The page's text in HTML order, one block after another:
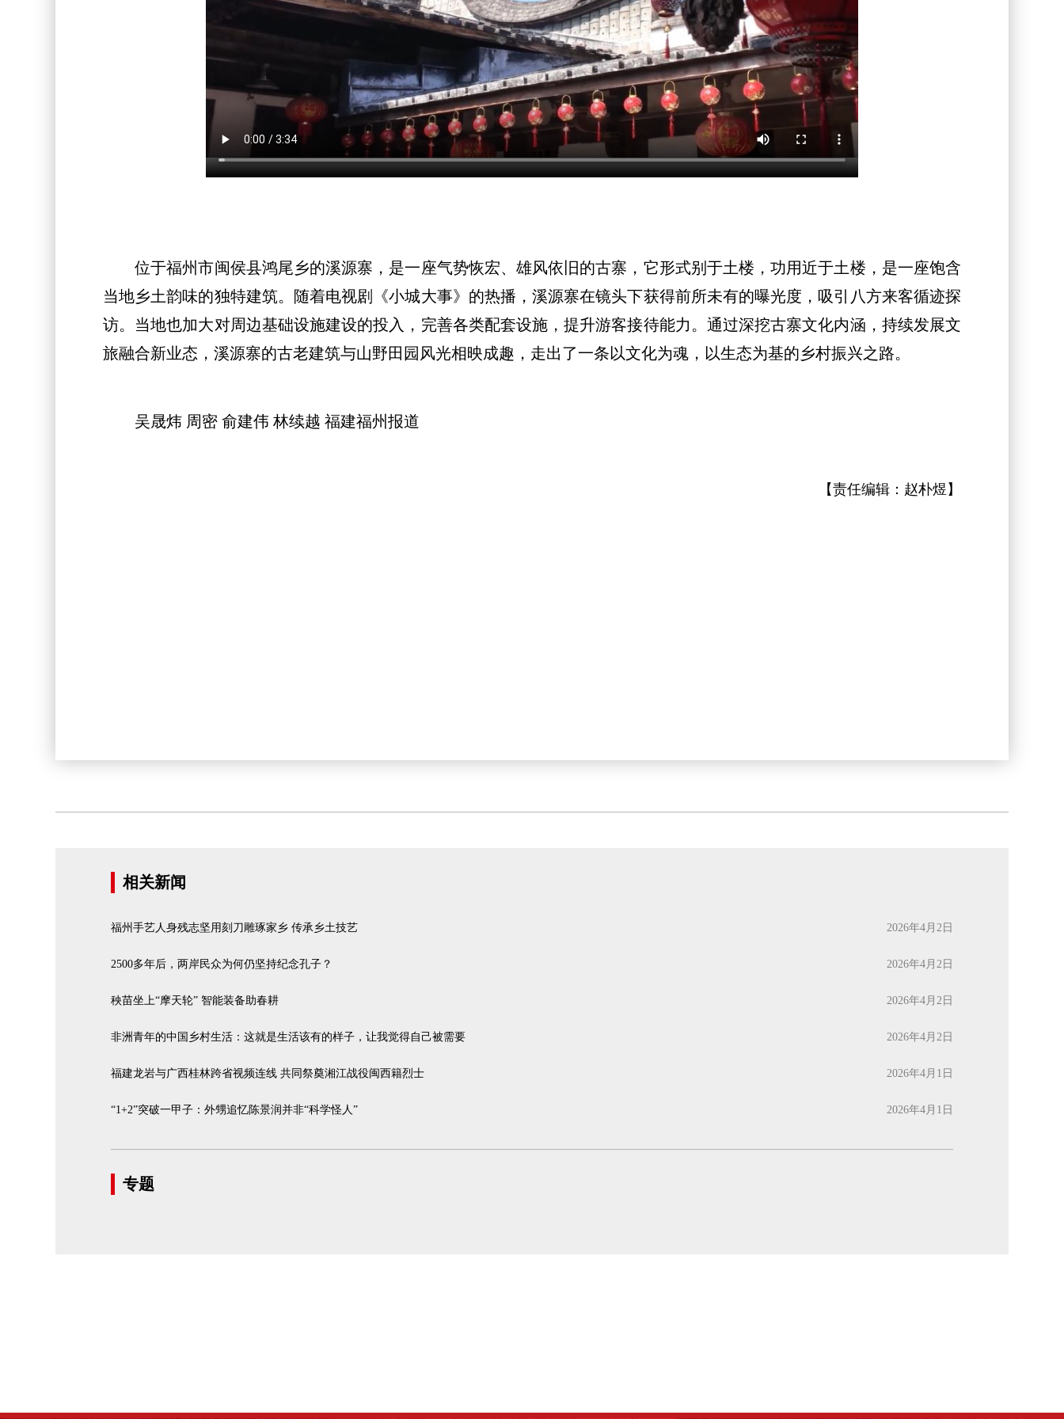
位于福州市闽侯县鸿尾乡的溪源寨，是一座气势恢宏、雄风依旧的古寨，它形式别于土楼，功用近于土楼，是一座饱含
当地乡土韵味的独特建筑。随着电视剧《小城大事》的热播，溪源寨在镜头下获得前所未有的曝光度，吸引八方来客循迹探
访。当地也加大对周边基础设施建设的投入，完善各类配套设施，提升游客接待能力。通过深挖古寨文化内涵，持续发展文
旅融合新业态，溪源寨的古老建筑与山野田园风光相映成趣，走出了一条以文化为魂，以生态为基的乡村振兴之路。
吴晟炜 周密 俞建伟 林续越 福建福州报道
【责任编辑： 赵朴煜 】
相关新闻
福州手艺人身残志坚用刻刀雕琢家乡 传承乡土技艺 2026年4月2日
2500多年后，两岸民众为何仍坚持纪念孔子？ 2026年4月2日
秧苗坐上“摩天轮” 智能装备助春耕 2026年4月2日
非洲青年的中国乡村生活：这就是生活该有的样子，让我觉得自己被需要 2026年4月2日
福建龙岩与广西桂林跨省视频连线 共同祭奠湘江战役闽西籍烈士 2026年4月1日
“1+2”突破一甲子：外甥追忆陈景润并非“科学怪人” 2026年4月1日
专题